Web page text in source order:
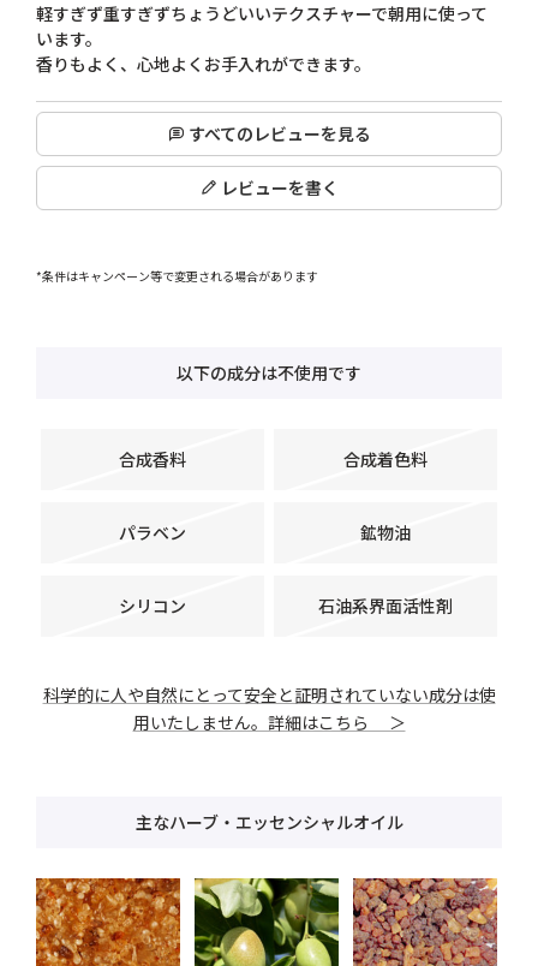
軽すぎず重すぎずちょうどいいテクスチャーで朝用に使って
います。
香りもよく、心地よくお手入れができます。
すべてのレビューを見る
レビューを書く
*条件はキャンペーン等で変更される場合があります
以下の成分は不使用です
合成香料 合成着色料
パラベン 鉱物油
シリコン 石油系界面活性剤
科学的に人や自然にとって安全と証明されていない成分は使
用いたしません。詳細はこちら ＞
主なハーブ・エッセンシャルオイル